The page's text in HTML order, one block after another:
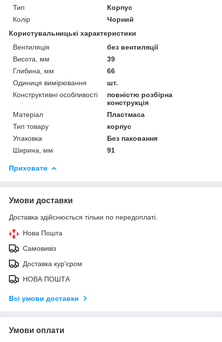
Тип
Корпус
Колір
Чорний
Користувальницькі характеристики
Вентиляція
без вентиляції
Висота, мм
39
Глибина, мм
66
Одиниця вимірювання
шт.
Конструктивні особливості
повністю розбірна
конструкція
Матеріал
Пластмаса
Тип товару
корпус
Упаковка
Без паковання
Ширина, мм
91
Приховати
Умови доставки
Доставка здійснюється тільки по передоплаті.
Нова Пошта
Самовивіз
Доставка кур'єром
НОВА ПОШТА
Всі умови доставки
Умови оплати